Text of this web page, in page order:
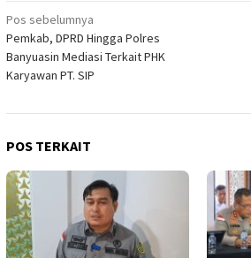
Navigasi
pos
Pos sebelumnya
Pemkab, DPRD Hingga Polres
Banyuasin Mediasi Terkait PHK
Karyawan PT. SIP
POS TERKAIT